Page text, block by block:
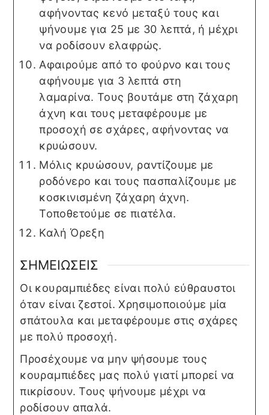
αφήνοντας κενό μεταξύ τους και
ψήνουμε για 25 με 30 λεπτά, ή μέχρι
να ροδίσουν ελαφρώς.
Αφαιρούμε από το φούρνο και τους
αφήνουμε για 3 λεπτά στη
λαμαρίνα. Τους βουτάμε στη ζάχαρη
άχνη και τους μεταφέρουμε με
προσοχή σε σχάρες, αφήνοντας να
κρυώσουν.
Μόλις κρυώσουν, ραντίζουμε με
ροδόνερο και τους πασπαλίζουμε με
κοσκινισμένη ζάχαρη άχνη.
Τοποθετούμε σε πιατέλα.
Καλή Όρεξη
ΣΗΜΕΙΩΣΕΙΣ
Οι κουραμπιέδες είναι πολύ εύθραυστοι
όταν είναι ζεστοί. Χρησιμοποιούμε μία
σπάτουλα και μεταφέρουμε στις σχάρες
με πολύ προσοχή.
Προσέχουμε να μην ψήσουμε τους
κουραμπιέδες μας πολύ γιατί μπορεί να
πικρίσουν. Τους ψήνουμε μέχρι να
ροδίσουν απαλά.